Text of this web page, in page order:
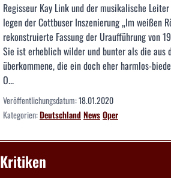
Regisseur Kay Link und der musikalische
legen der Cottbuser Inszenierung „Im weißen
rekonstruierte Fassung der Uraufführung von
Sie ist erheblich wilder und bunter als die aus
überkommene, die ein doch eher harmlos-
O...
Veröffentlichungsdatum:18.01.2020
Kategorien:DeutschlandNewsOper
Kritiken